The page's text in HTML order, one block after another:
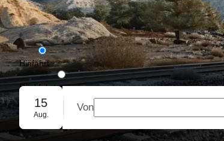
Hinfahrt
Rückfahrt
Gruppenbuchung
15
Aug.
Von